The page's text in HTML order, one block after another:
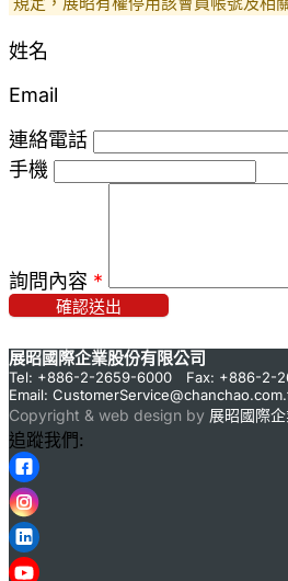
姓名
Email
連絡電話
手機
詢問內容 *
確認送出
展昭國際企業股份有限公司
Tel: +886-2-2659-6000 Fax: +886-2-
Email:
Copyright & web design by 展昭國際
追蹤我們: